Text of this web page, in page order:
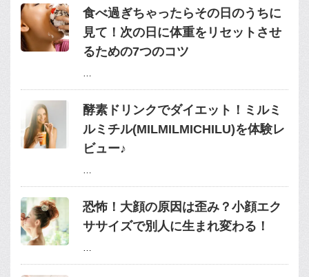
食べ過ぎちゃったらその日のうちに
見て！次の日に体重をリセットさせ
るための7つのコツ
…
酵素ドリンクでダイエット！ミルミ
ルミチル(MILMILMICHILU)を体験レ
ビュー♪
…
恐怖！大顔の原因は歪み？小顔エク
ササイズで別人に生まれ変わる！
…